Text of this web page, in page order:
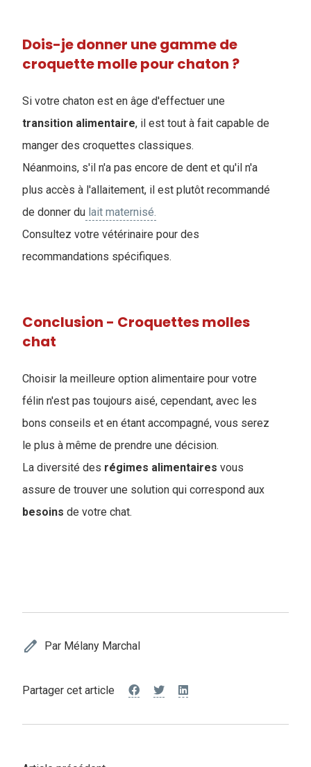
Dois-je donner une gamme de
croquette molle pour chaton ?
Si votre chaton est en âge d'effectuer une
transition alimentaire, il est tout à fait capable de
manger des croquettes classiques.
Néanmoins, s'il n'a pas encore de dent et qu'il n'a
plus accès à l'allaitement, il est plutôt recommandé
de donner du lait maternisé.
Consultez votre vétérinaire pour des
recommandations spécifiques.
Conclusion - Croquettes molles
chat
Choisir la meilleure option alimentaire pour votre
félin n'est pas toujours aisé, cependant, avec les
bons conseils et en étant accompagné, vous serez
le plus à même de prendre une décision.
La diversité des régimes alimentaires vous
assure de trouver une solution qui correspond aux
besoins de votre chat.
edit Par Mélany Marchal
Partager cet article